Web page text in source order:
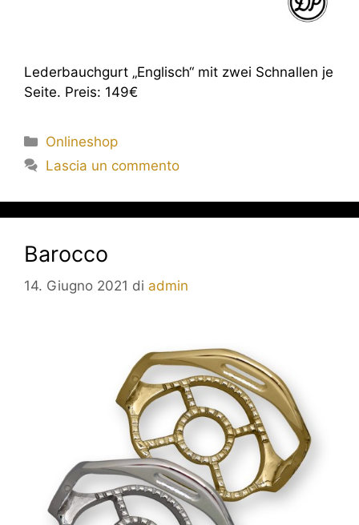
Lederbauchgurt „Englisch“ mit zwei Schnallen je
Seite. Preis: 149€
Onlineshop
Lascia un commento
Barocco
14. Giugno 2021 di admin